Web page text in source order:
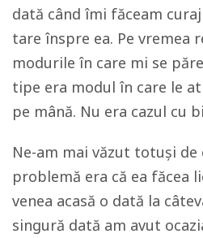
dată când îmi făceam
tare înspre ea. Pe vremea
modurile în care mi se
tipe era modul în care le
pe mână. Nu era cazul cu
Ne-am mai văzut totuși
problemă era că ea făcea
venea acasă o dată la
singură dată am avut